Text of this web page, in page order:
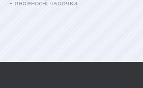
– переносні чарочки.